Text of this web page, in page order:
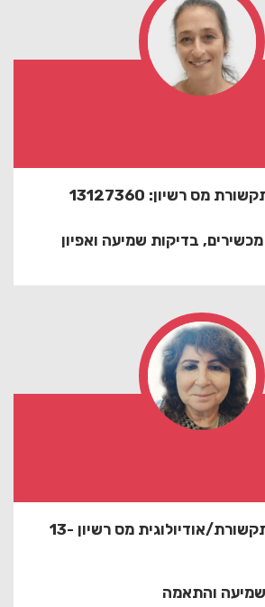
מס רשיון: 13127360
בדיקות שמיעה ואפיון
קלינאית תקשורת/אודיולוגית מס רשיון 13-
והתאמה